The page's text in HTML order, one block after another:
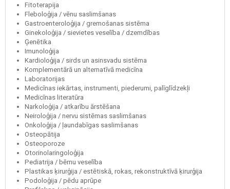
Fitoterapija
Fleboloģija / vēnu saslimšanas
Gastroenteroloģija / gremošanas sistēma
Ginekoloģija / sievietes veselība / dzemdības
Ģenētika
Imunoloģija
Kardioloģija / sirds un asinsvadu sistēma
Komplementārā un alternatīvā medicīna
Laboratorijas
Medicīnas iekārtas, instrumenti, piederumi, palīglīdzekļi
Medicīnas literatūra
Narkoloģija / atkarību ārstēšana
Neiroloģija / nervu sistēmas saslimšanas
Onkoloģija / ļaundabīgas saslimšanas
Osteopātija
Osteoporoze
Otorinolaringoloģija
Pediatrija / bērnu veselība
Plastikas ķirurģija / estētiskā, rokas, rekonstruktīvā ķirurģija
Podoloģija / pēdu aprūpe